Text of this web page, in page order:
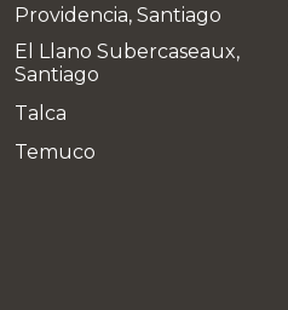
Providencia, Santiago
El Llano Subercaseaux,
Santiago
Talca
Temuco